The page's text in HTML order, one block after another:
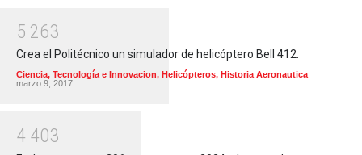
5 263
Crea el Politécnico un simulador de helicóptero Bell 412.
Ciencia, Tecnología e Innovacion, Helicópteros, Historia Aeronautica
marzo 9, 2017
4 403